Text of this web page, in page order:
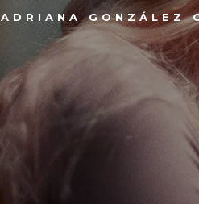
ADRIANA GONZÁLEZ